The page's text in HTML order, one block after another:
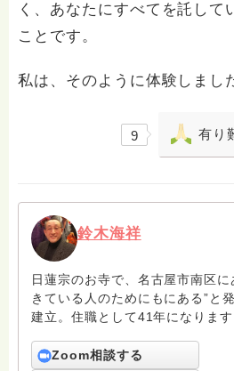
く、あなたにすべてを託して
ことです。
私は、そのように体験しまし
9 有り
鈴木海祥
日蓮宗のお寺で、名古屋市南区
きている人のためにもにある”と
建立。住職として41年になります
を達成しているか分かりません
日蓮聖人の教えに触れて頂けたら思
Zoom相談する